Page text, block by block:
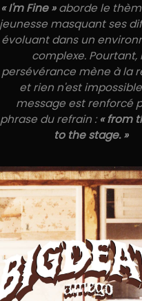
« I'm Fine »aborde le
jeunesse masquant ses
évoluant dans un
complexe. Pourtant,
persévérance mène à la
et rien n'est
message est renforcé
phrase du refrain :« from
to the stage. »